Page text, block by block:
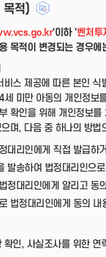
목적)
'이하 '벤처투
목적이 변경되는 경우
스 제공에 따른 본인
미만 아동의 개인정보
확인을 위해 개인정보
며, 다음 중 하나의 방
대리인에게 직접 발급
발송하여 법정대리인으
정대리인에게 알리고
법정대리인에게 동의
인, 사실조사를 위한